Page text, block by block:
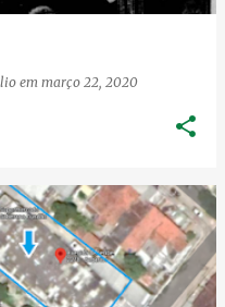
em março 22, 2020